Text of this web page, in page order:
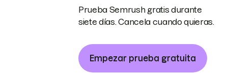
Prueba Semrush gratis durante
siete días. Cancela cuando quieras.
Empezar prueba gratuita